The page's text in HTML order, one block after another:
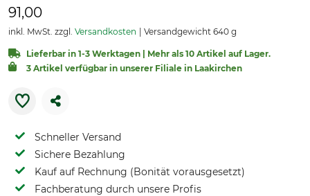
91,00
inkl. MwSt. zzgl. Versandkosten Versandgewicht 640 g
Lieferbar in 1-3 Werktagen | Mehr als 10 Artikel auf Lager.
3 Artikel verfügbar in unserer Filiale in Laakirchen
Schneller Versand
Sichere Bezahlung
Kauf auf Rechnung (Bonität vorausgesetzt)
Fachberatung durch unsere Profis